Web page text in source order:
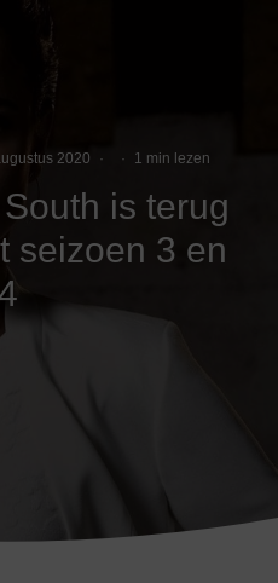
2020 · · 1 min lezen
is terug
seizoen 3 en